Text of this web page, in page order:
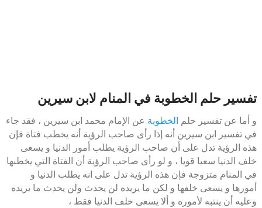
تفسير حلم الخطوبة في المنام لابن سيرين
و أما عن تفسير حلم الخطوبة عن الإمام محمد ابن سيرين ، فقد جاء
في تفسير ابن سيرين أنه إذا رأى صاحب الرؤية أنه يخطب فتاة فإن
هذه الرؤية تدل على أن صاحب الرؤية يطلب أمور الدنيا و يسعى
خلف الدنيا سعيا قويا ، و لو رأى صاحب الرؤية أن الفتاة التي يخطبها
في المنام متزوجة فإن هذه الرؤية تدل على انه يطلب الدنيا و
أمورها و يسعى خلفها و لكن ما يريده لن يحدث ولن يحدث ما يريده
وعليه أن ينتبه لأموره و ألا يسعى خلف الدنيا فقط ،